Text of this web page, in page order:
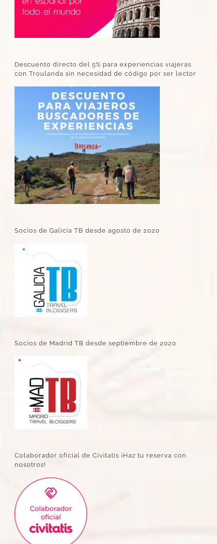
Descuento directo del 5% para experiencias viajeras
con Troulanda sin necesidad de código por ser lector
Socios de Galicia TB desde agosto de 2020
Socios de Madrid TB desde septiembre de 2020
Colaborador oficial de Civitatis ¡Haz tu reserva con
nosotros!